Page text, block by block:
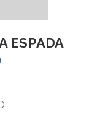
ESPADA